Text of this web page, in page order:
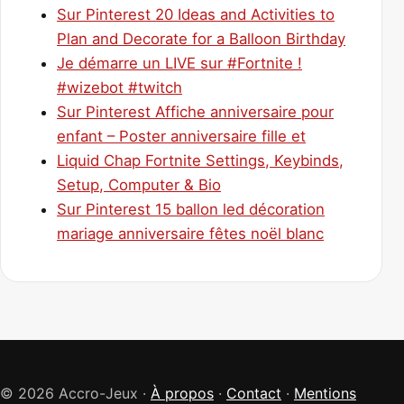
Sur Pinterest 20 Ideas and Activities to
Plan and Decorate for a Balloon Birthday
Je démarre un LIVE sur #Fortnite !
#wizebot #twitch
Sur Pinterest Affiche anniversaire pour
enfant – Poster anniversaire fille et
Liquid Chap Fortnite Settings, Keybinds,
Setup, Computer & Bio
Sur Pinterest 15 ballon led décoration
mariage anniversaire fêtes noël blanc
© 2026 Accro-Jeux · À propos · Contact · Mentions